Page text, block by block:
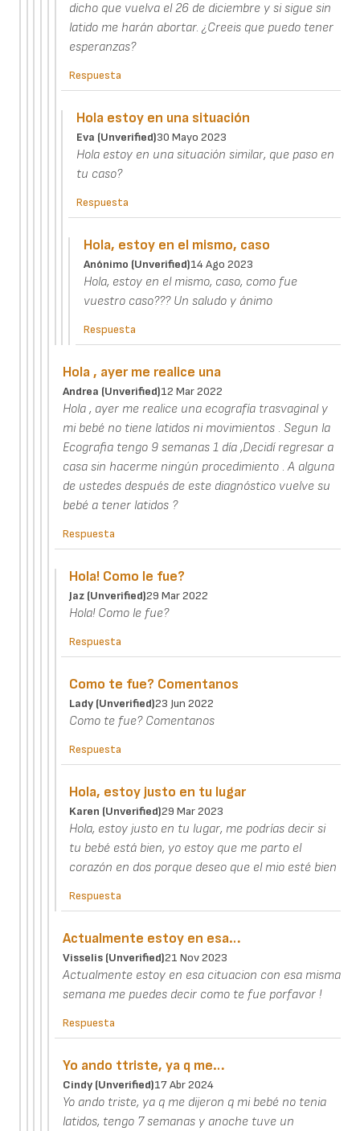
dicho que vuelva el 26 de diciembre y si sigue sin
latido me harán abortar. ¿Creeis que puedo tener
esperanzas?
Respuesta
Hola estoy en una situación
Eva (unverified)30 Mayo 2023
Hola estoy en una situación similar, que paso en
tu caso?
Respuesta
Hola, estoy en el mismo, caso
Anónimo (unverified)14 Ago 2023
Hola, estoy en el mismo, caso, como fue
vuestro caso??? Un saludo y ánimo
Respuesta
Hola , ayer me realice una
Andrea (unverified)12 Mar 2022
Hola , ayer me realice una ecografía trasvaginal y
mi bebé no tiene latidos ni movimientos . Segun la
Ecografia tengo 9 semanas 1 día ,Decidí regresar a
casa sin hacerme ningún procedimiento . A alguna
de ustedes después de este diagnóstico vuelve su
bebé a tener latidos ?
Respuesta
Hola! Como le fue?
Jaz (unverified)29 Mar 2022
Hola! Como le fue?
Respuesta
Como te fue? Comentanos
Lady (unverified)23 Jun 2022
Como te fue? Comentanos
Respuesta
Hola, estoy justo en tu lugar
Karen (unverified)29 Mar 2023
Hola, estoy justo en tu lugar, me podrías decir si
tu bebé está bien, yo estoy que me parto el
corazón en dos porque deseo que el mio esté bien
Respuesta
Actualmente estoy en esa…
Visselis (unverified)21 Nov 2023
Actualmente estoy en esa cituacion con esa misma
semana me puedes decir como te fue porfavor !
Respuesta
Yo ando ttriste, ya q me…
Cindy (unverified)17 Abr 2024
Yo ando triste, ya q me dijeron q mi bebé no tenia
latidos, tengo 7 semanas y anoche tuve un